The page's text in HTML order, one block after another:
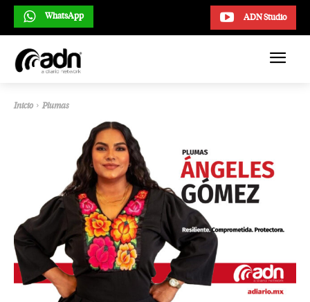
ADN Studio
WhatsApp
Inicio Plumas